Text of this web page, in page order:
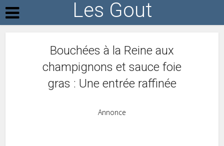
Les Gout
Bouchées à la Reine aux
champignons et sauce foie
gras : Une entrée raffinée
Annonce